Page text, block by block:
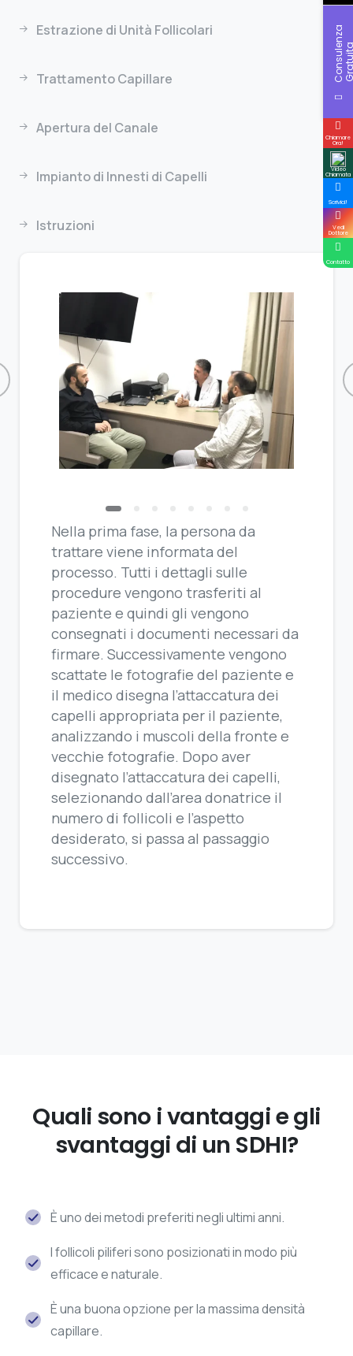
Estrazione di Unità Follicolari
Trattamento Capillare
Apertura del Canale
Impianto di Innesti di Capelli
Istruzioni
Nella prima fase, la persona da
trattare viene informata del
processo. Tutti i dettagli sulle
procedure vengono trasferiti al
paziente e quindi gli vengono
consegnati i documenti necessari da
firmare. Successivamente vengono
scattate le fotografie del paziente e
il medico disegna l’attaccatura dei
capelli appropriata per il paziente,
analizzando i muscoli della fronte e
vecchie fotografie. Dopo aver
disegnato l’attaccatura dei capelli,
selezionando dall’area donatrice il
numero di follicoli e l’aspetto
desiderato, si passa al passaggio
successivo.
Quali sono i vantaggi e gli
svantaggi di un SDHI?
È uno dei metodi preferiti negli ultimi anni.
I follicoli piliferi sono posizionati in modo più
efficace e naturale.
È una buona opzione per la massima densità
capillare.
C
o
n
s
u
l
n
z
a
G
r
a
t
u
i
t
Chiamare
Ora!
Video
Chiamata
Scrivici!
Vedi
Dottore
Contatto